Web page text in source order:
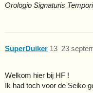
Orologio Signaturis
SuperDuiker 23
13
Welkom hier bij HF !
Ik had toch voor de Seiko